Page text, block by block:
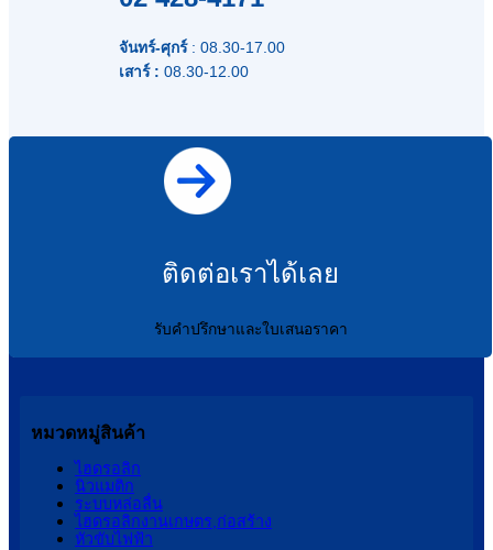
จันทร์-ศุกร์: 08.30-17.00
เสาร์ : 08.30-12.00
ติดต่อเราได้เลย
รับคำปรึกษาและใบเสนอราคา
หมวดหมู่สินค้า
ไฮดรอลิก
นิวแมติก
ระบบหล่อลื่น
ไฮดรอลิกงานเกษตร,ก่อสร้าง
หัวขับไฟฟ้า